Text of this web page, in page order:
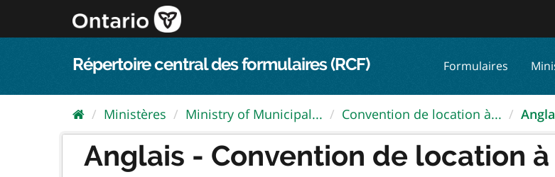
au
Répertoire central des formulaires (RCF) Formulaires
Ministères Ministry of Municipal... Convention de location à...
Anglais - Convention de location à